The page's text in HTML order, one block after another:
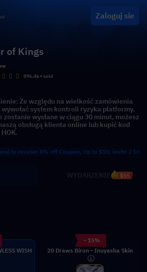
Zaloguj sie
of Kings
896.4k+ sold
Ze względu na wielkość zamówienia
system kontroli ryzyka platformy.
wysłane w ciągu 30 minut, możesz
obsługą klienta online lub kupić kod
8% off Coupon, Up to $10; invite 2 friends
$55
WISH
- 15%
20 Draws Biron - Inuyasha Skin